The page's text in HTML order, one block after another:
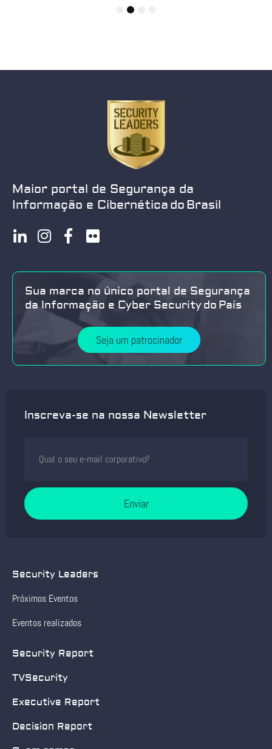
Maior portal de Segurança da
Informação e Cibernética do Brasil
Sua marca no único portal de Segurança
da Informação e Cyber Security do País
Seja um patrocinador
Inscreva-se na nossa Newsletter
Enviar
Security Leaders
Próximos Eventos
Eventos realizados
Security Report
TVSecurity
Executive Report
Decision Report